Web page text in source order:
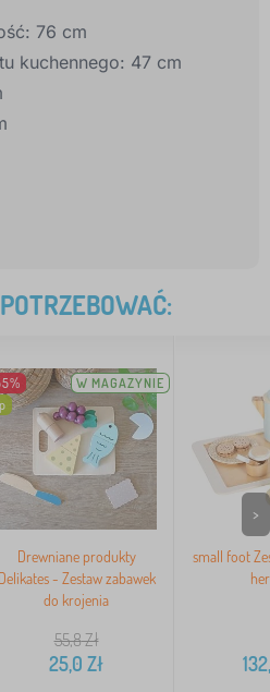
76 cm
kuchennego: 47 cm
W MAGAZYNIE
Drewniane produkty
Delikates - Zestaw zabawek
do krojenia
55,8Zł
25,0 Zł
small foot
>